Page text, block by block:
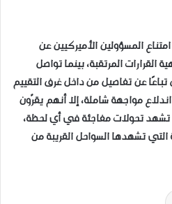
المسؤولين الأميركيين عن
المرتقبة، بينما تواصل
تباعًا عن تفاصيل من داخل غرف التقييم
مواجهة شاملة، إلا أنهم يقرّون
تشهد تحولات مفاجئة في أي لحظة،
التي تشهدها السواحل القريبة من